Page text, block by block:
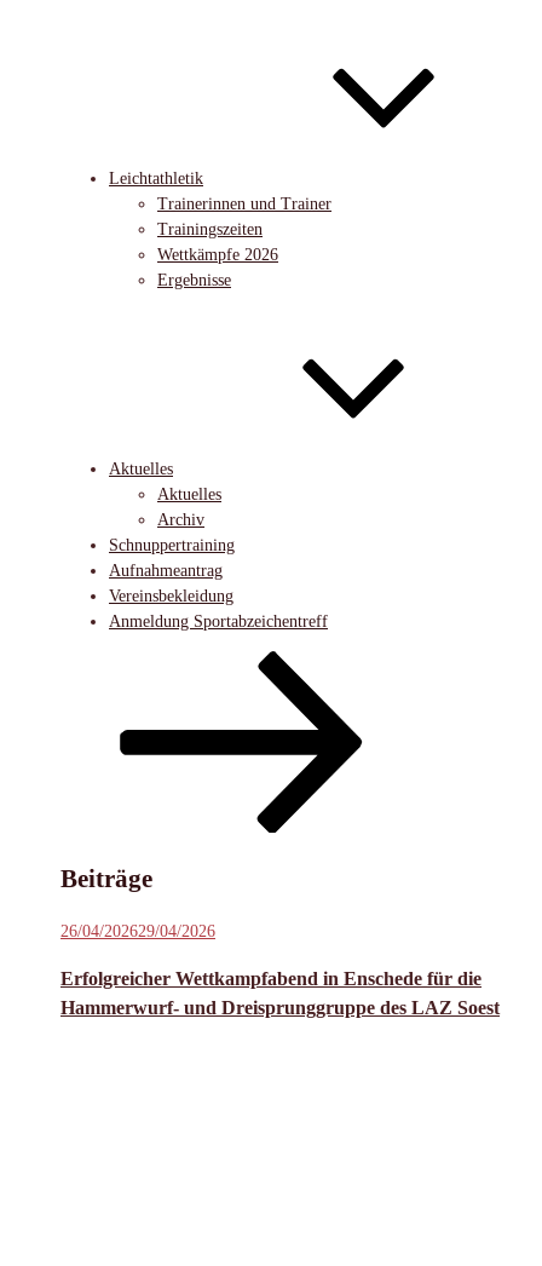
Leichtathletik
Trainerinnen und Trainer
Trainingszeiten
Wettkämpfe 2026
Ergebnisse
Aktuelles
Aktuelles
Archiv
Schnuppertraining
Aufnahmeantrag
Vereinsbekleidung
Anmeldung Sportabzeichentreff
Beiträge
Veröffentlicht
26/04/202629/04/2026
Erfolgreicher Wettkampfabend in Enschede für die
Hammerwurf- und Dreisprunggruppe des LAZ Soest